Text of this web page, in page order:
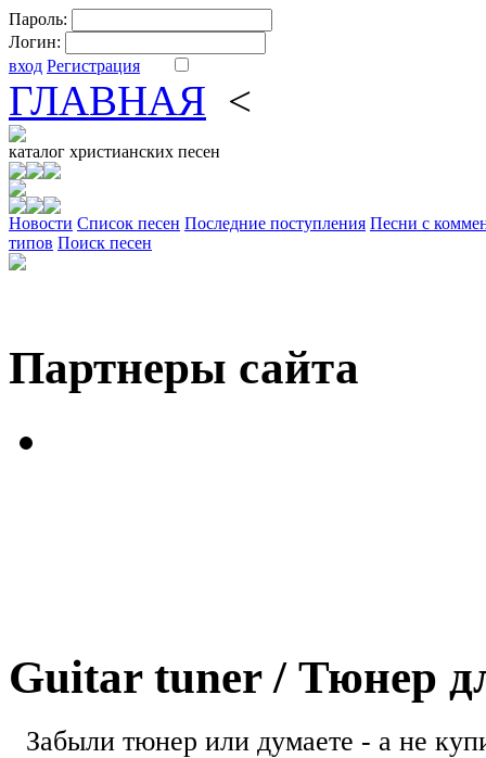
Пароль:
Логин:
вход Регистрация
ГЛАВНАЯ <
каталог христианских песен
Новости Cписок песен Последние поступления Песни с
типов Поиск песен
Партнеры сайта
Guitar tuner / Тюнер
Забыли тюнер или думаете - а не